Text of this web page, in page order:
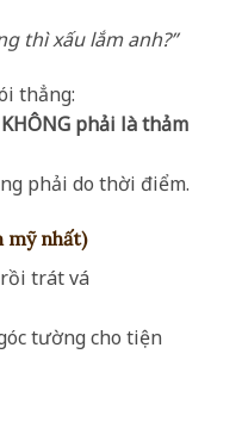
thì xấu lắm anh?”
thẳng:
phải là thảm
phải do thời điểm.
mỹ nhất)
trát vá
tường cho tiện